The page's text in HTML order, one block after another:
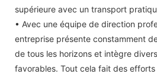
supérieure avec un transport
• Avec une équipe de direction
entreprise présente constamment
de tous les horizons et intègre
favorables. Tout cela fait des